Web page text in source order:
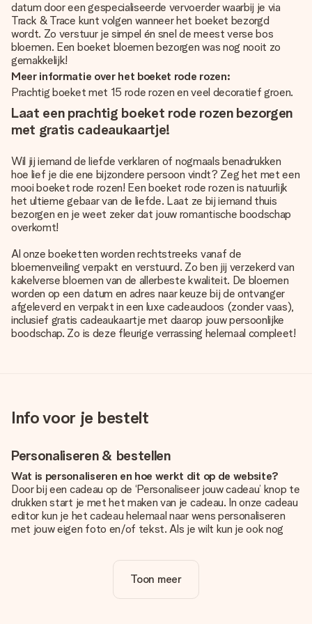
datum door een gespecialiseerde vervoerder waarbij je via
Track & Trace kunt volgen wanneer het boeket bezorgd
wordt. Zo verstuur je simpel én snel de meest verse bos
bloemen. Een boeket bloemen bezorgen was nog nooit zo
gemakkelijk!
Meer informatie over het boeket rode rozen:
Prachtig boeket met 15 rode rozen en veel decoratief groen.
Laat een prachtig boeket rode rozen bezorgen
met gratis cadeaukaartje!
Wil jij iemand de liefde verklaren of nogmaals benadrukken
hoe lief je die ene bijzondere persoon vindt? Zeg het met een
mooi boeket rode rozen! Een boeket rode rozen is natuurlijk
het ultieme gebaar van de liefde. Laat ze bij iemand thuis
bezorgen en je weet zeker dat jouw romantische boodschap
overkomt!
Al onze boeketten worden rechtstreeks vanaf de
bloemenveiling verpakt en verstuurd. Zo ben jij verzekerd van
kakelverse bloemen van de allerbeste kwaliteit. De bloemen
worden op een datum en adres naar keuze bij de ontvanger
afgeleverd en verpakt in een luxe cadeaudoos (zonder vaas),
inclusief gratis cadeaukaartje met daarop jouw persoonlijke
boodschap. Zo is deze fleurige verrassing helemaal compleet!
Info voor je bestelt
Personaliseren & bestellen
Wat is personaliseren en hoe werkt dit op de website?
Door bij een cadeau op de ‘Personaliseer jouw cadeau’ knop te
drukken start je met het maken van je cadeau. In onze cadeau
editor kun je het cadeau helemaal naar wens personaliseren
met jouw eigen foto en/of tekst. Als je wilt kun je ook nog
Is personalisatie in de prijs inbegrepen?
De prijs die op de website wordt getoond is inclusief de
Toon meer